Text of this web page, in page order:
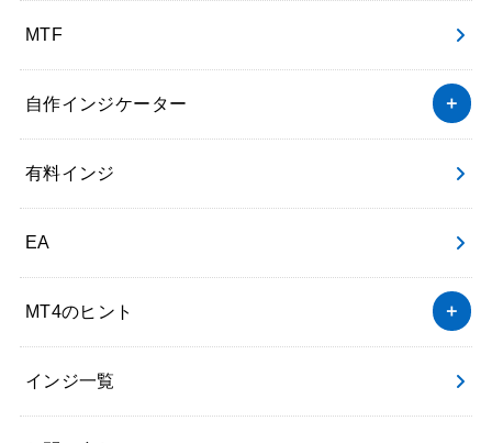
MTF
自作インジケーター
有料インジ
EA
MT4のヒント
インジ一覧